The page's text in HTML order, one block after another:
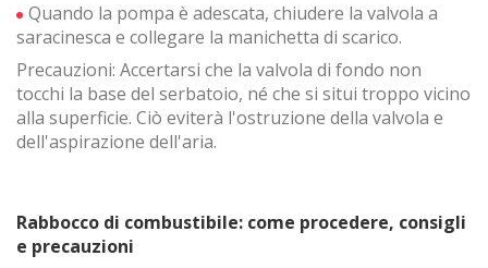
Quando la pompa è adescata, chiudere la valvola a
saracinesca e collegare la manichetta di scarico.
Precauzioni: Accertarsi che la valvola di fondo non
tocchi la base del serbatoio, né che si situi troppo vicino
alla superficie. Ciò eviterà l'ostruzione della valvola e
dell'aspirazione dell'aria.
Rabbocco di combustibile: come procedere, consigli
e precauzioni
Questi cookie sono utilizzati per memorizzare informazioni
circa le preferenze e le scelte personali dell'utente
attraverso la continua osservazione delle sue abitudini di
navigazione. Grazie ad essi possiamo conoscere le
abitudini di navigazione sul sito e mostrare pubblicità
relativa al profilo di navigazione dell'utente.